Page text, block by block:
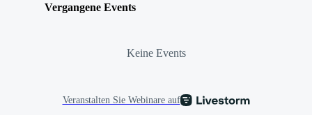
Vergangene Events
Keine Events
Veranstalten Sie Webinare auf